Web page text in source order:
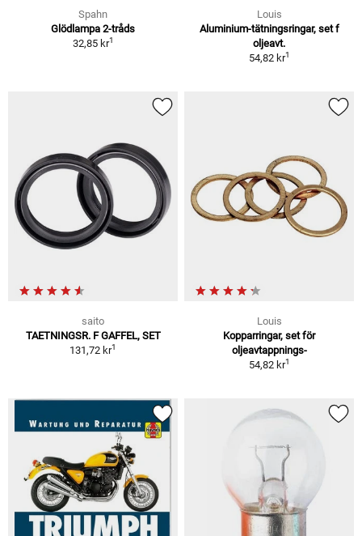
Spahn
Glödlampa 2-tråds
32,85 kr1
Louis
Aluminium-tätningsringar, set f
oljeavt.
54,82 kr1
saito
TAETNINGSR. F GAFFEL, SET
131,72 kr1
Louis
Kopparringar, set för
oljeavtappnings-
54,82 kr1